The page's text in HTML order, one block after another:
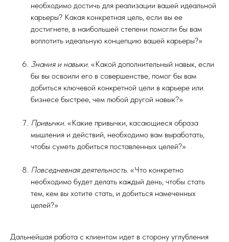
необходимо достичь для реализации вашей идеальной
карьеры? Какая конкретная цель, если вы ее
достигнете, в наибольшей степени помогли бы вам
воплотить идеальную концепцию вашей карьеры?»
Знания и навыки. «Какой дополнительный навык, если
бы вы освоили его в совершенстве, помог бы вам
добиться ключевой конкретной цели в карьере или
бизнесе быстрее, чем любой другой навык?»
Привычки. «Какие привычки, касающиеся образа
мышления и действий, необходимо вам выработать,
чтобы суметь добиться поставленных целей?»
Повседневная деятельность. «Что конкретно
необходимо будет делать каждый день, чтобы стать
тем, кем вы хотите стать, и добиться намеченных
целей?»
Дальнейшая работа с клиентом идет в сторону углубления